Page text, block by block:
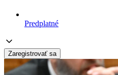
Predplatné
Zaregistrovať sa